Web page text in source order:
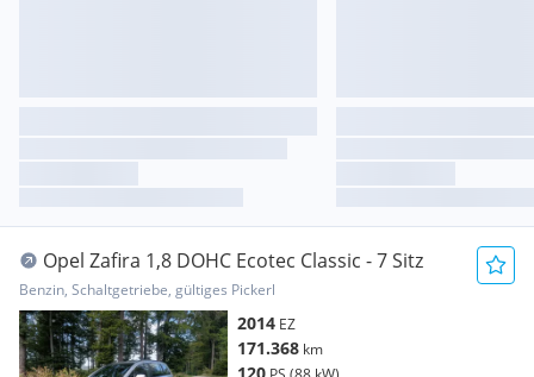
Opel Zafira 1,8 DOHC Ecotec Classic - 7 Sitz
Benzin, Schaltgetriebe, gültiges Pickerl
2014 EZ
171.368 km